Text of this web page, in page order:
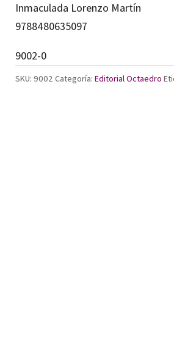
Inmaculada Lorenzo Martín
9788480635097
9002-0
SKU: 9002 Categoría: Editorial Octaedro